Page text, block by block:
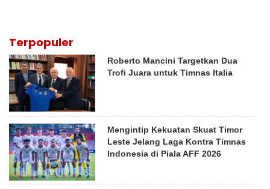
Terpopuler
Roberto Mancini Targetkan Dua
Trofi Juara untuk Timnas Italia
Mengintip Kekuatan Skuat Timor
Leste Jelang Laga Kontra Timnas
Indonesia di Piala AFF 2026